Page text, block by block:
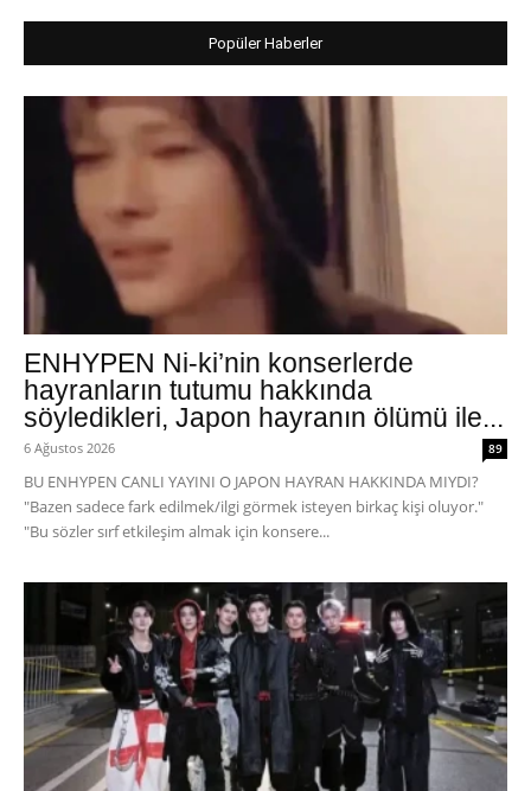
Popüler Haberler
ENHYPEN Ni-ki’nin konserlerde
hayranların tutumu hakkında
söyledikleri, Japon hayranın ölümü ile...
6 Ağustos 2026 89
BU ENHYPEN CANLI YAYINI O JAPON HAYRAN HAKKINDA MIYDI?
"Bazen sadece fark edilmek/ilgi görmek isteyen birkaç kişi oluyor."
"Bu sözler sırf etkileşim almak için konsere...